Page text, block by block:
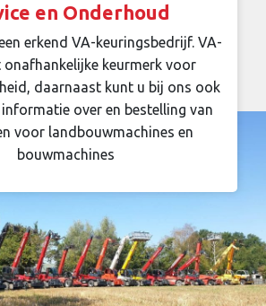
en Onderhoud
erkend VA-keuringsbedrijf. VA-
onafhankelijke keurmerk voor
daarnaast kunt u bij ons ook
over en bestelling van
voor landbouwmachines en
bouwmachines